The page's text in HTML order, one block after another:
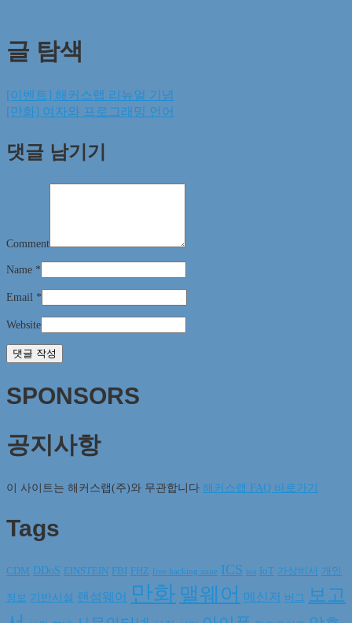
글 탐색
[이벤트] 해커스랩 리뉴얼 기념
[만화] 여자와 프로그래밍 언어
댓글 남기기
Comment
Name *
Email *
Website
SPONSORS
공지사항
이 사이트는 해커스랩(주)와 무관합니다 해커스랩 FAQ 바로가기
Tags
CDM DDoS EINSTEIN FBI FHZ free hacking zone ICS ios IoT 가상비서 개인
정보 기반시설 랜섬웨어 만화 맬웨어 메신저 버그
보고